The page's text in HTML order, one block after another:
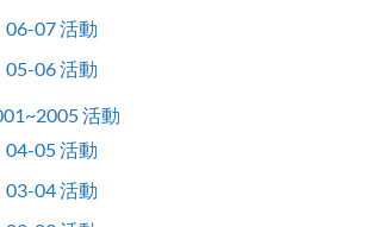
06-07 活動
05-06 活動
活動
04-05 活動
03-04 活動